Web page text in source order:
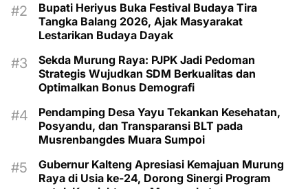
Bupati Heriyus Buka Festival Budaya Tira
Tangka Balang 2026, Ajak Masyarakat
Lestarikan Budaya Dayak
Sekda Murung Raya: PJPK Jadi Pedoman
Strategis Wujudkan SDM Berkualitas dan
Optimalkan Bonus Demografi
Pendamping Desa Yayu Tekankan Kesehatan,
Posyandu, dan Transparansi BLT pada
Musrenbangdes Muara Sumpoi
Gubernur Kalteng Apresiasi Kemajuan Murung
Raya di Usia ke-24, Dorong Sinergi Program